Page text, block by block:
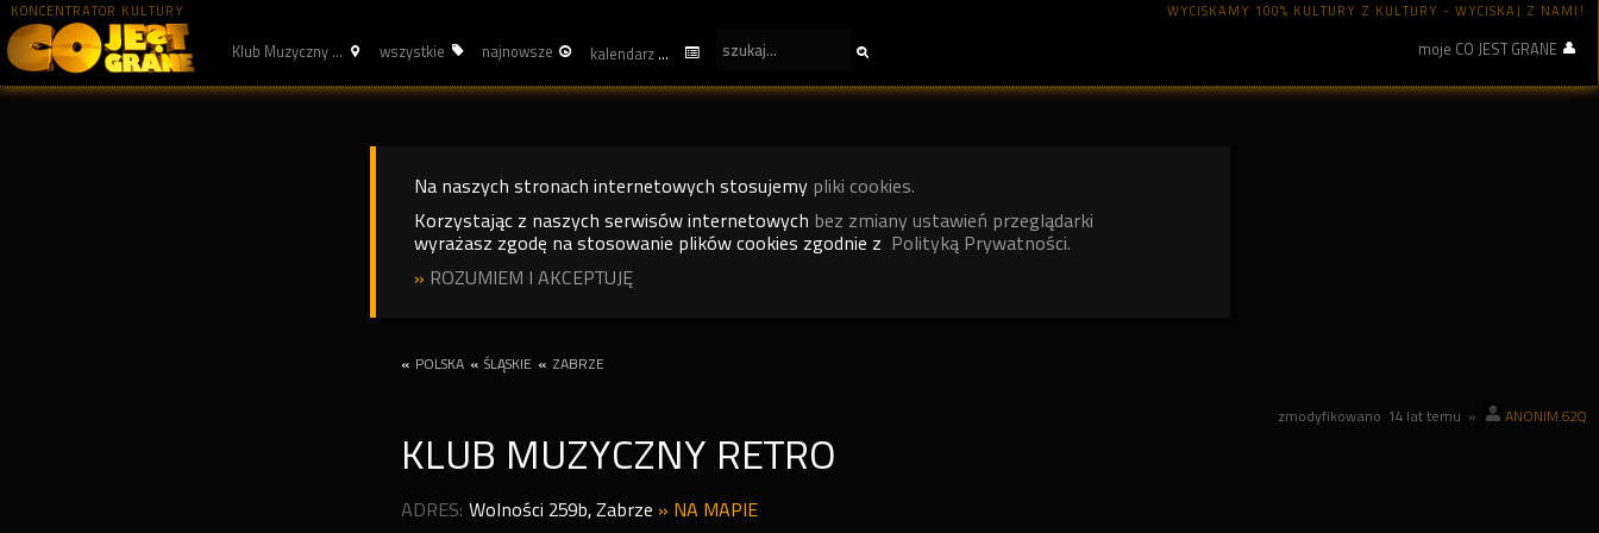
KONCENTRATOR KULTURY WYCISKAMY 100% KULTURY Z KULTURY - WYCISKAJ Z NAMI!
Klub Muzyczny ... wszystkie najnowsze kalendarz moje CO JEST GRANE
Na naszych stronach internetowych stosujemy pliki cookies.
Korzystając z naszych serwisów internetowych bez zmiany ustawień przeglądarki
wyrażasz zgodę na stosowanie plików cookies zgodnie z Polityką Prywatności.
» ROZUMIEM I AKCEPTUJĘ
« POLSKA « ŚLĄSKIE « ZABRZE
zmodyfikowano 14 lat temu » ANONIM.62Q
KLUB MUZYCZNY RETRO
ADRES: Wolności 259b, Zabrze » NA MAPIE